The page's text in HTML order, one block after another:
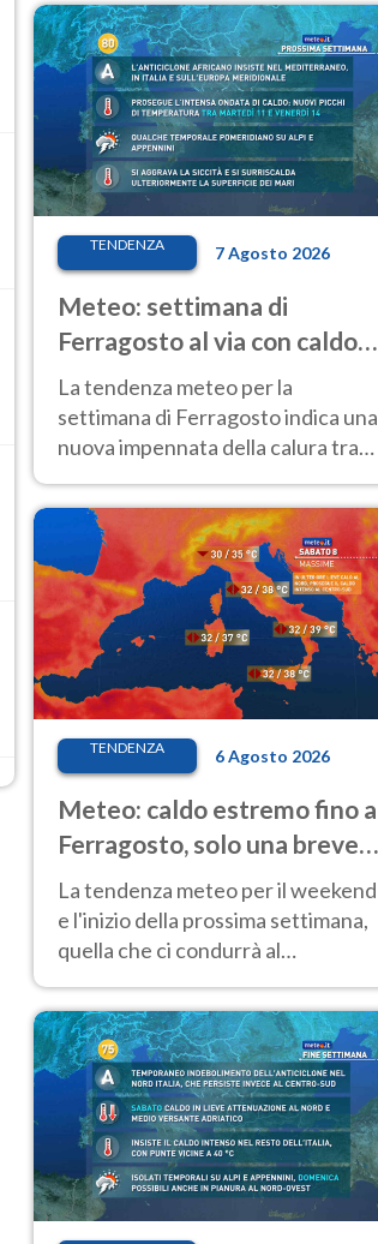
TENDENZA 7 Agosto 2026
Meteo: settimana di
Ferragosto al via con caldo
intenso e qualche temporale
La tendenza meteo per la
settimana di Ferragosto indica una
nuova impennata della calura tra
anche al Nord.
TENDENZA 6 Agosto 2026
Meteo: caldo estremo fino a
Ferragosto, solo una breve
pausa. Ecco dove
La tendenza meteo per il weekend
e l'inizio della prossima settimana,
quella che ci condurrà al
temperature molto elevate